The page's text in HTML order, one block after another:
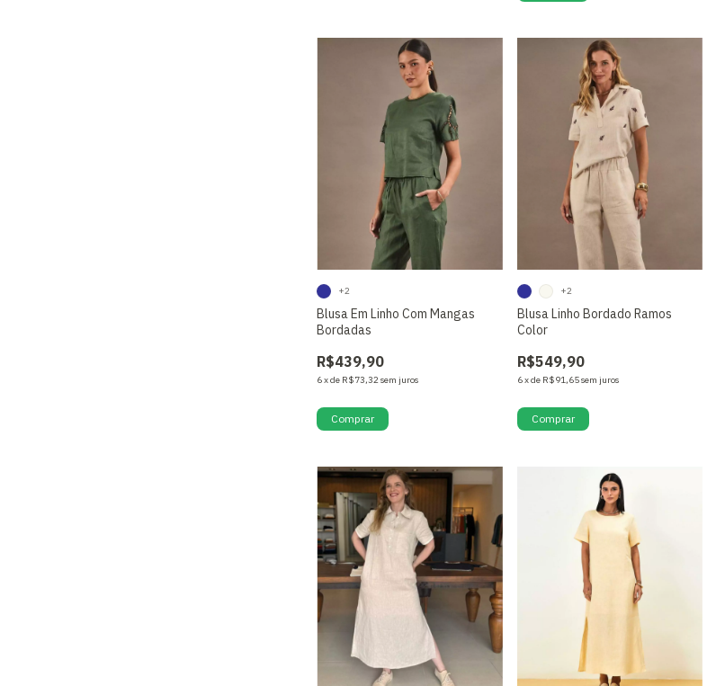
Blusa Em Linho Com Mangas
Bordadas
R$439,90
6xde R$73,32sem juros
+2
Comprar
Blusa Linho Bordado Ramos
Color
R$549,90
6xde R$91,65sem juros
+2
Comprar